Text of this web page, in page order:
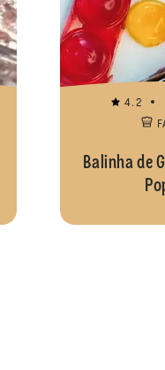
4.2
Balinha de